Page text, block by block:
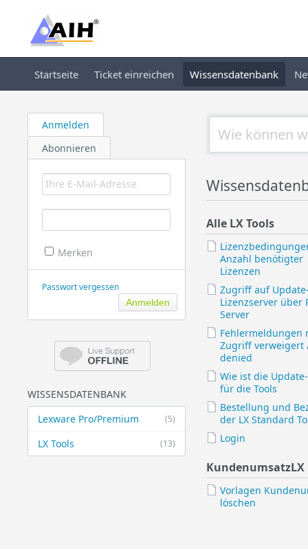
Startseite Ticket einreichen Wissensdatenbank
Anmelden
Abonnieren
Merken
Passwort vergessen
WISSENSDATENBANK
(5)
Lexware Pro/Premium
(13)
LX Tools
Alle LX Tools
Anzahl benötigter
Lizenzen
Zugriff auf
Lizenzserver über
Server
Fehlermeldungen
Zugriff verweigert
denied
Wie ist die
für die Tools
Bestellung und
der LX Standard
Login
KundenumsatzLX
Vorlagen
löschen